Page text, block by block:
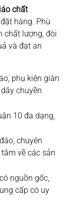
chất
hàng. Phù
chất lượng, đòi
và đạt an
phụ kiện giàn
chuyền
10 đa dạng,
chuyên
về các sản
nguồn gốc,
cấp có uy